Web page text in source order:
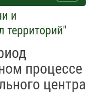
и
территорий"
процессе
центра